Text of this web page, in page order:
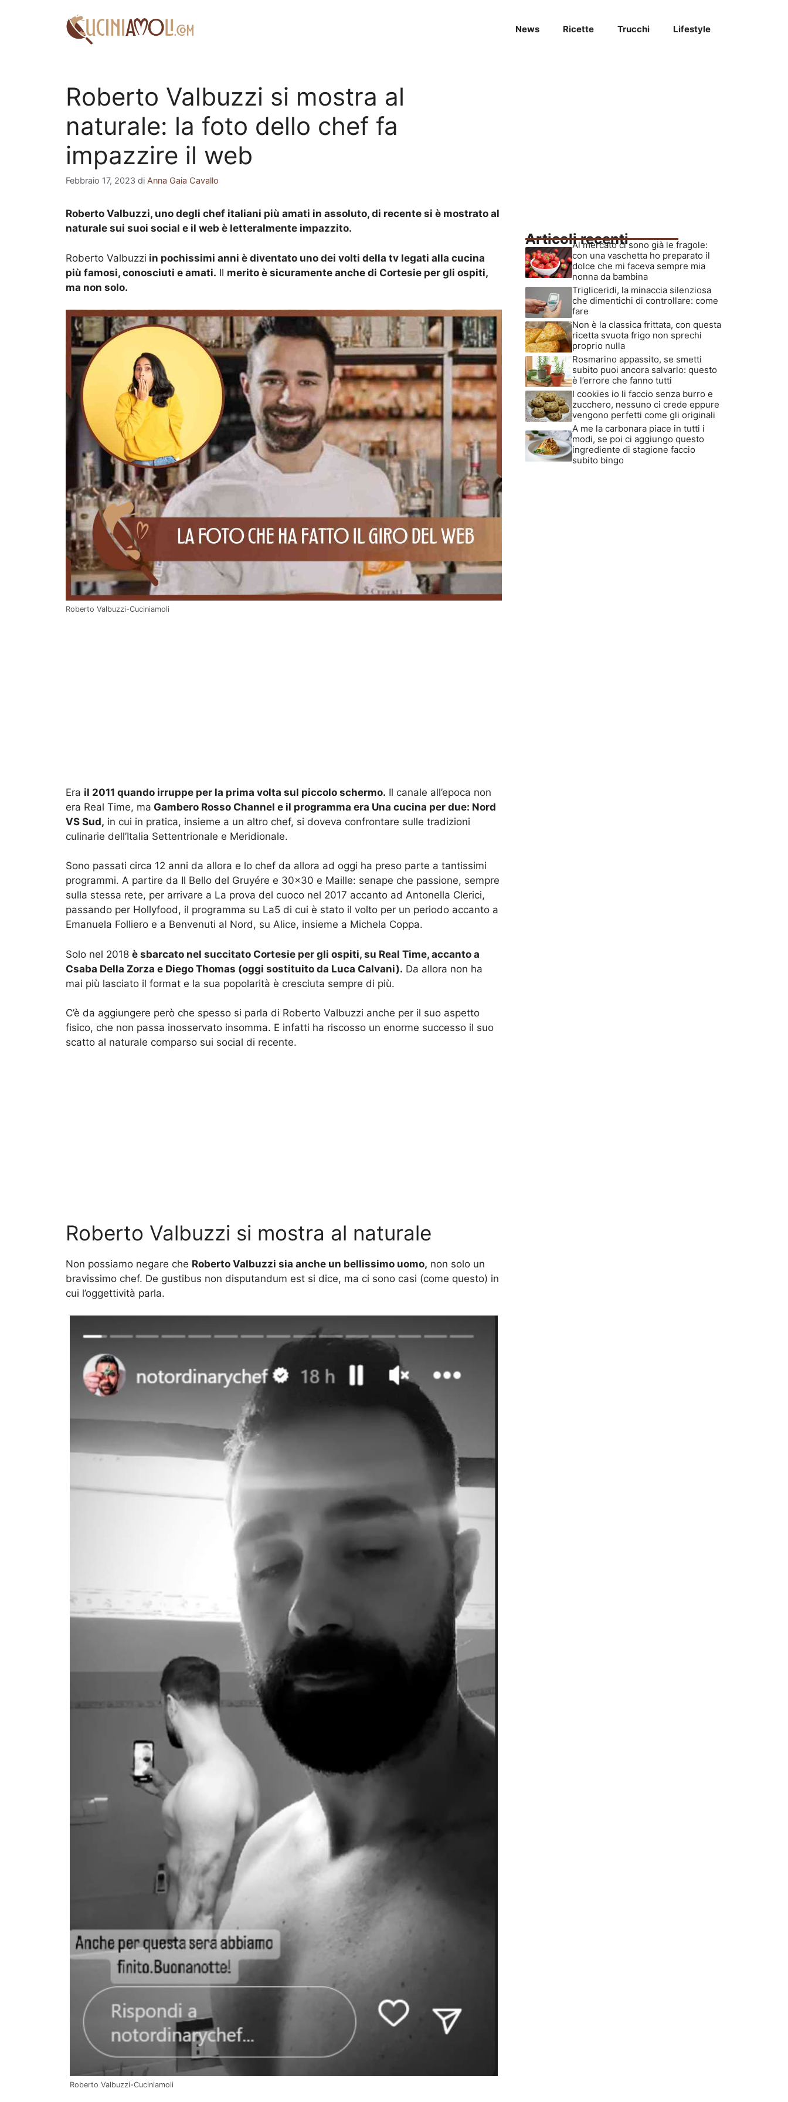
News Ricette Trucchi Lifestyle
Roberto Valbuzzi si mostra al
naturale: la foto dello chef fa
impazzire il web
Febbraio 17, 2023 di Anna Gaia Cavallo
Roberto Valbuzzi, uno degli chef italiani più amati in assoluto, di recente si è mostrato al
naturale sui suoi social e il web è letteralmente impazzito.
Roberto Valbuzzi in pochissimi anni è diventato uno dei volti della tv legati alla cucina
più famosi, conosciuti e amati. Il merito è sicuramente anche di Cortesie per gli ospiti,
ma non solo.
Roberto Valbuzzi-Cuciniamoli
Era il 2011 quando irruppe per la prima volta sul piccolo schermo. Il canale all’epoca non
era Real Time, ma Gambero Rosso Channel e il programma era Una cucina per due: Nord
VS Sud, in cui in pratica, insieme a un altro chef, si doveva confrontare sulle tradizioni
culinarie dell’Italia Settentrionale e Meridionale.
Sono passati circa 12 anni da allora e lo chef da allora ad oggi ha preso parte a tantissimi
programmi. A partire da Il Bello del Gruyére e 30×30 e Maille: senape che passione, sempre
sulla stessa rete, per arrivare a La prova del cuoco nel 2017 accanto ad Antonella Clerici,
passando per Hollyfood, il programma su La5 di cui è stato il volto per un periodo accanto a
Emanuela Folliero e a Benvenuti al Nord, su Alice, insieme a Michela Coppa.
Solo nel 2018 è sbarcato nel succitato Cortesie per gli ospiti, su Real Time, accanto a
Csaba Della Zorza e Diego Thomas (oggi sostituito da Luca Calvani). Da allora non ha
mai più lasciato il format e la sua popolarità è cresciuta sempre di più.
C’è da aggiungere però che spesso si parla di Roberto Valbuzzi anche per il suo aspetto
fisico, che non passa inosservato insomma. E infatti ha riscosso un enorme successo il suo
scatto al naturale comparso sui social di recente.
Roberto Valbuzzi si mostra al naturale
Non possiamo negare che Roberto Valbuzzi sia anche un bellissimo uomo, non solo un
bravissimo chef. De gustibus non disputandum est si dice, ma ci sono casi (come questo) in
cui l’oggettività parla.
Roberto Valbuzzi-Cuciniamoli
Articoli recenti
Al mercato ci sono già le fragole:
con una vaschetta ho preparato il
dolce che mi faceva sempre mia
nonna da bambina
Trigliceridi, la minaccia silenziosa
che dimentichi di controllare: come
fare
Non è la classica frittata, con questa
ricetta svuota frigo non sprechi
proprio nulla
Rosmarino appassito, se smetti
subito puoi ancora salvarlo: questo
è l’errore che fanno tutti
I cookies io li faccio senza burro e
zucchero, nessuno ci crede eppure
vengono perfetti come gli originali
A me la carbonara piace in tutti i
modi, se poi ci aggiungo questo
ingrediente di stagione faccio
subito bingo